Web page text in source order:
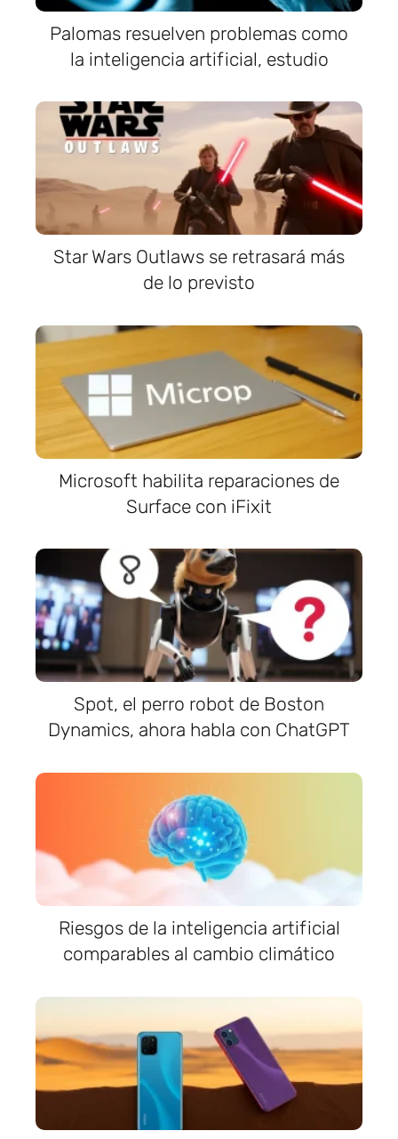
Palomas resuelven problemas como
la inteligencia artificial, estudio
Star Wars Outlaws se retrasará más
de lo previsto
Microsoft habilita reparaciones de
Surface con iFixit
Spot, el perro robot de Boston
Dynamics, ahora habla con ChatGPT
Riesgos de la inteligencia artificial
comparables al cambio climático